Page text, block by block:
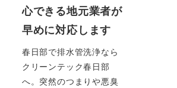
心できる地元業者が
早めに対応します
春日部で排水管洗浄なら
クリーンテック春日部
へ。突然のつまりや悪臭